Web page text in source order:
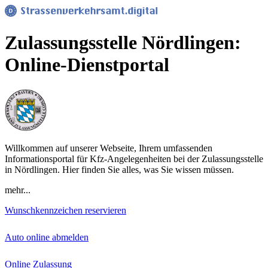
Zulassungsstelle Nördlingen:
Online-Dienstportal
Willkommen auf unserer Webseite, Ihrem umfassenden
Informationsportal für Kfz-Angelegenheiten bei der Zulassungsstelle
in Nördlingen. Hier finden Sie alles, was Sie wissen müssen.
mehr...
Wunschkennzeichen reservieren
Auto online abmelden
Online Zulassung